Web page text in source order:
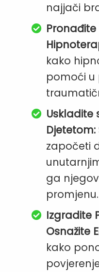
najjači
kako
pomoći
Uskladite
Djetetom:
započeti
ga
promjenu.
Izgradite
Osnažite
kako